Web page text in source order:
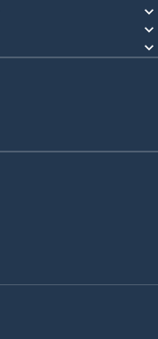
expand_more
expand_more
expand_more